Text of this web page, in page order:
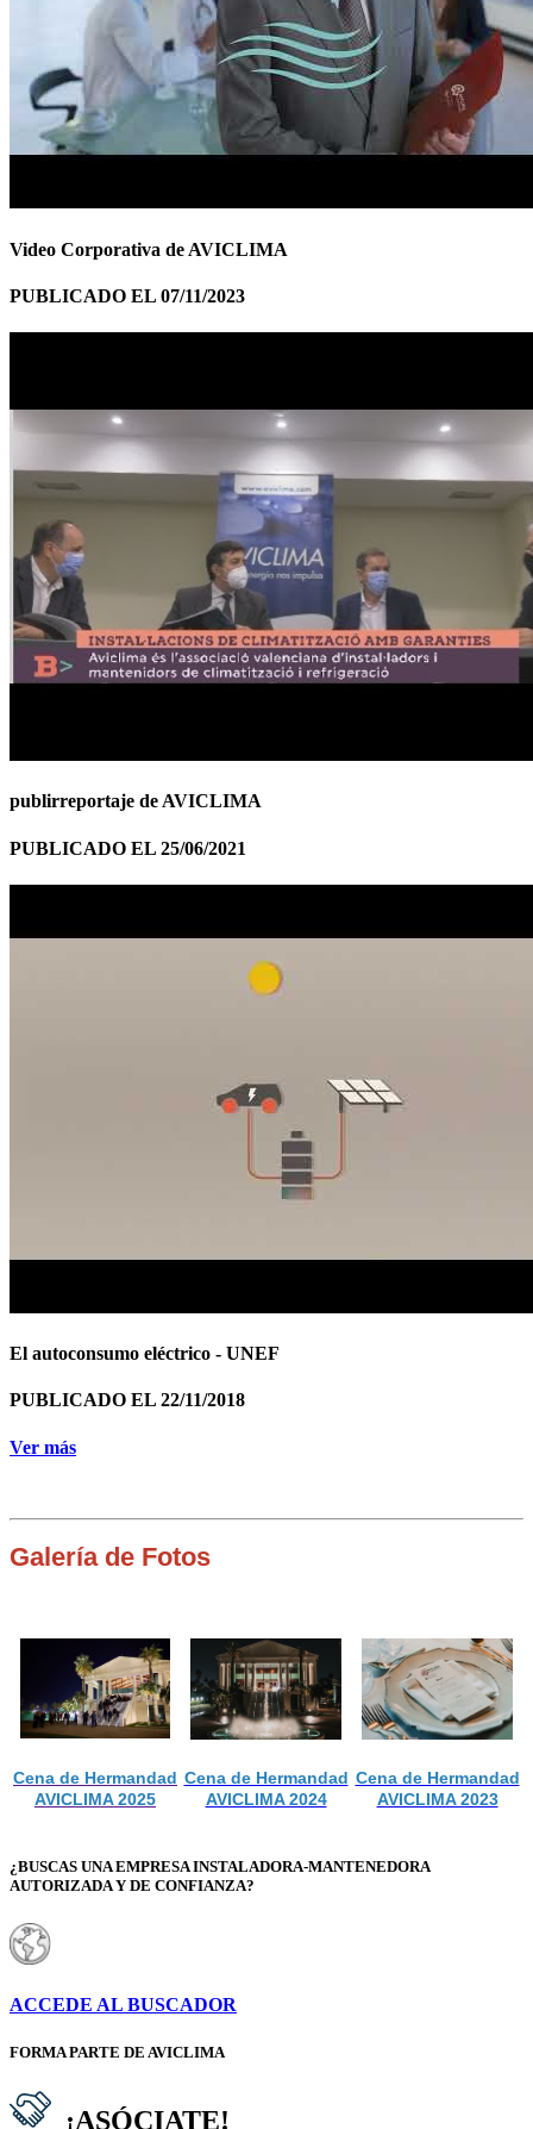
Video Corporativa de AVICLIMA
PUBLICADO EL 07/11/2023
publirreportaje de AVICLIMA
PUBLICADO EL 25/06/2021
El autoconsumo eléctrico - UNEF
PUBLICADO EL 22/11/2018
Ver más
Galería de Fotos
Cena de Hermandad
AVICLIMA 2025
Cena de Hermandad
AVICLIMA 2024
Cena de Hermandad
AVICLIMA 2023
¿BUSCAS UNA EMPRESA INSTALADORA-MANTENEDORA
AUTORIZADA Y DE CONFIANZA?
ACCEDE AL BUSCADOR
FORMA PARTE DE AVICLIMA
¡ASÓCIATE!